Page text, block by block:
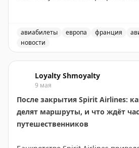
Experience Points (XP) в году,
самостоятельно выбирать
стандартных автоматических
• 600 XP — средний уровень
• 750 XP — премиальный уровень
авиабилеты европа франция
новости
Loyalty Shmoyalty
9 мая
После закрытия Spirit Airlines:
делят маршруты, и что ждёт
путешественников